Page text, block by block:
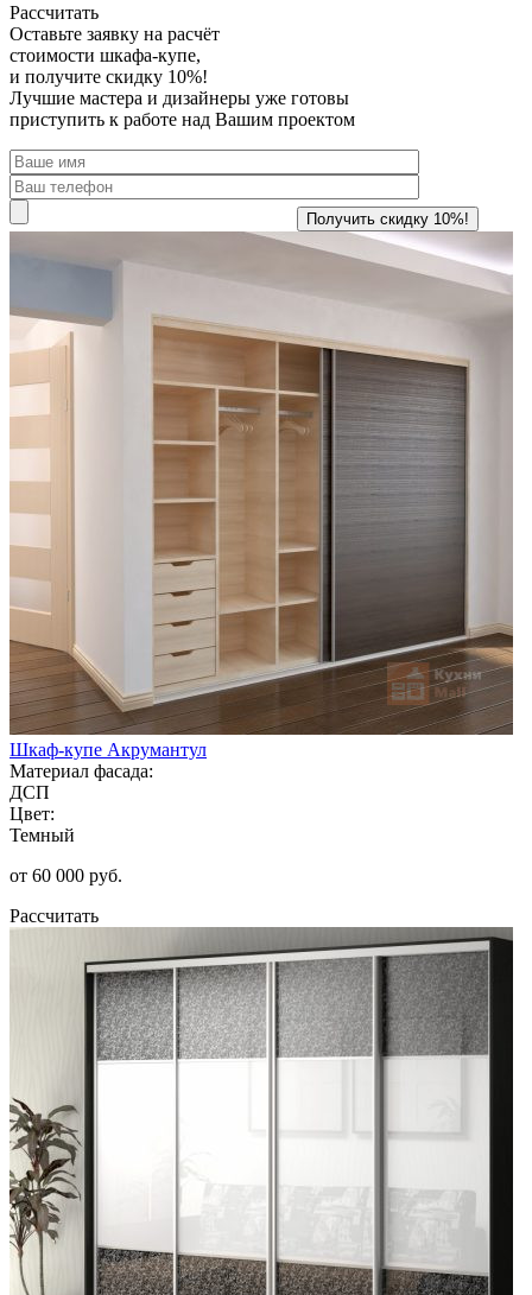
Рассчитать
Оставьте заявку на расчёт
стоимости шкафа-купе,
и получите скидку 10%!
Лучшие мастера и дизайнеры уже готовы
приступить к работе над Вашим проектом
Шкаф-купе Акрумантул
Материал фасада:
ДСП
Цвет:
Темный
от 60 000 руб.
Рассчитать